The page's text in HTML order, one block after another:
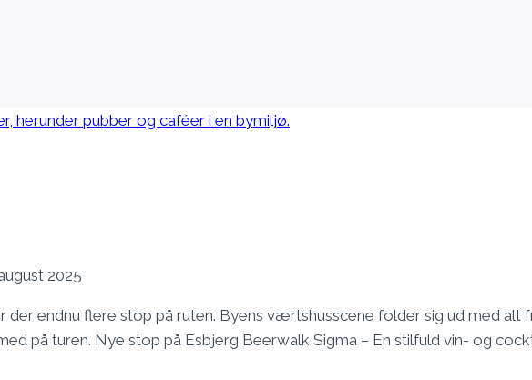
2025
endnu flere stop på ruten. Byens værtshusscene folder sig ud med alt
på turen. Nye stop på Esbjerg Beerwalk Sigma – En stilfuld vin- og